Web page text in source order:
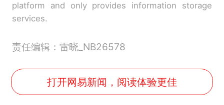
platform and only provides information storage
services.
责任编辑：雷晓_NB26578
打开网易新闻，阅读体验更佳